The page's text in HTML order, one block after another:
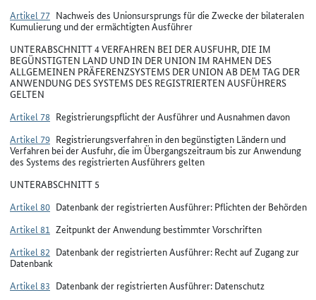
Artikel 77 Nachweis des Unionsursprungs für die Zwecke der bilateralen
Kumulierung und der ermächtigten Ausführer
UNTERABSCHNITT 4 VERFAHREN BEI DER AUSFUHR, DIE IM
BEGÜNSTIGTEN LAND UND IN DER UNION IM RAHMEN DES
ALLGEMEINEN PRÄFERENZSYSTEMS DER UNION AB DEM TAG DER
ANWENDUNG DES SYSTEMS DES REGISTRIERTEN AUSFÜHRERS
GELTEN
Artikel 78 Registrierungspflicht der Ausführer und Ausnahmen davon
Artikel 79 Registrierungsverfahren in den begünstigten Ländern und
Verfahren bei der Ausfuhr, die im Übergangszeitraum bis zur Anwendung
des Systems des registrierten Ausführers gelten
UNTERABSCHNITT 5
Artikel 80 Datenbank der registrierten Ausführer: Pflichten der Behörden
Artikel 81 Zeitpunkt der Anwendung bestimmter Vorschriften
Artikel 82 Datenbank der registrierten Ausführer: Recht auf Zugang zur
Datenbank
Artikel 83 Datenbank der registrierten Ausführer: Datenschutz